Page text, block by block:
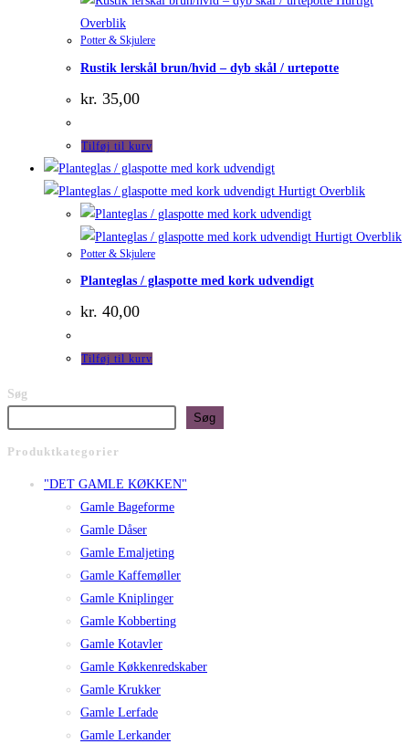
Overblik
Potter & Skjulere
Rustik lerskål brun/hvid – dyb skål / urtepotte
kr. 35,00
Tilføj til kurv
Hurtigt Overblik
Hurtigt Overblik
Potter & Skjulere
Planteglas / glaspotte med kork udvendigt
kr. 40,00
Tilføj til kurv
Søg
Søg
Produktkategorier
"DET GAMLE KØKKEN"
Gamle Bageforme
Gamle Dåser
Gamle Emaljeting
Gamle Kaffemøller
Gamle Kniplinger
Gamle Kobberting
Gamle Kotavler
Gamle Køkkenredskaber
Gamle Krukker
Gamle Lerfade
Gamle Lerkander